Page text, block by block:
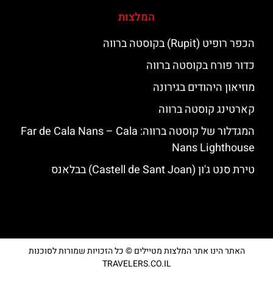
המלצות
הכפר רופיט (Rupit) בקוסטה ברווה
כדור פורח בקוסטה ברווה
מוזיאון היהודים בגירונה
קארטינג קוסטה ברווה
המגדלור של קוסטה ברווה: ‪‪Far de Cala Nans – Cala
Nans Lighthouse‬‬
טירת סנט ג'ון (Castell de Sant Joan) בבלאנס
האתר הינו אתר המלצות מטיילים © כל הזכויות שמורות לסוכנות
TRAVELERS.CO.IL